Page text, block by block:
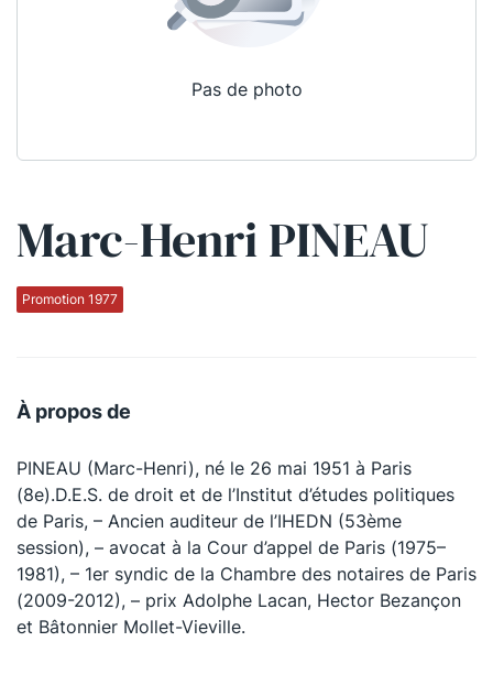
Pas de photo
Marc-Henri PINEAU
Promotion 1977
À propos de
PINEAU (Marc-Henri), né le 26 mai 1951 à Paris
(8e).D.E.S. de droit et de l’Institut d’études politiques
de Paris, – Ancien auditeur de l’IHEDN (53ème
session), – avocat à la Cour d’appel de Paris (1975–
1981), – 1er syndic de la Chambre des notaires de Paris
(2009-2012), – prix Adolphe Lacan, Hector Bezançon
et Bâtonnier Mollet-Vieville.
Qui sommes-nous ?
La Conférence
La Conférence
Le Concours de la Conférence
La Conférence Berryer
La Petite Conférence